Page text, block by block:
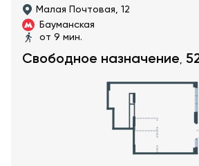
Малая Почтовая, 12
Бауманская
от 9 мин.
Свободное назначение,